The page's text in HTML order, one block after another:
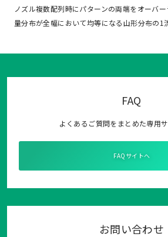
ノズル複数配列時にパターンの両端をオーバ
量分布が全幅において均等になる山形分布の
FAQ
よくあるご質問をまとめた専用サ
FAQサイトへ
お問い合わせ